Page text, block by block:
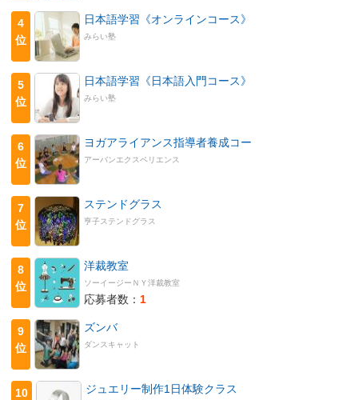
4
位
日本語学習《オンラインコース》
みらい塾
5
位
日本語学習《日本語入門コース》
みらい塾
6
位
ヨガアライアンス指導者養成コー
アーバンエクスペリエンス
7
位
ステンドグラス
亨子ステンドグラス
8
位
洋裁教室
ソーイージーＮＹ洋裁教室
応募者数： 1
9
位
ズンバ
ダンスキャット
10
ジュエリー制作1日体験クラス